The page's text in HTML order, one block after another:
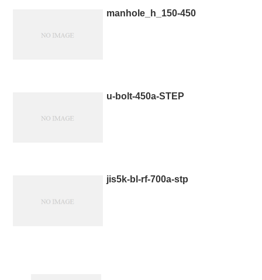
manhole_h_150-450
u-bolt-450a-STEP
jis5k-bl-rf-700a-stp